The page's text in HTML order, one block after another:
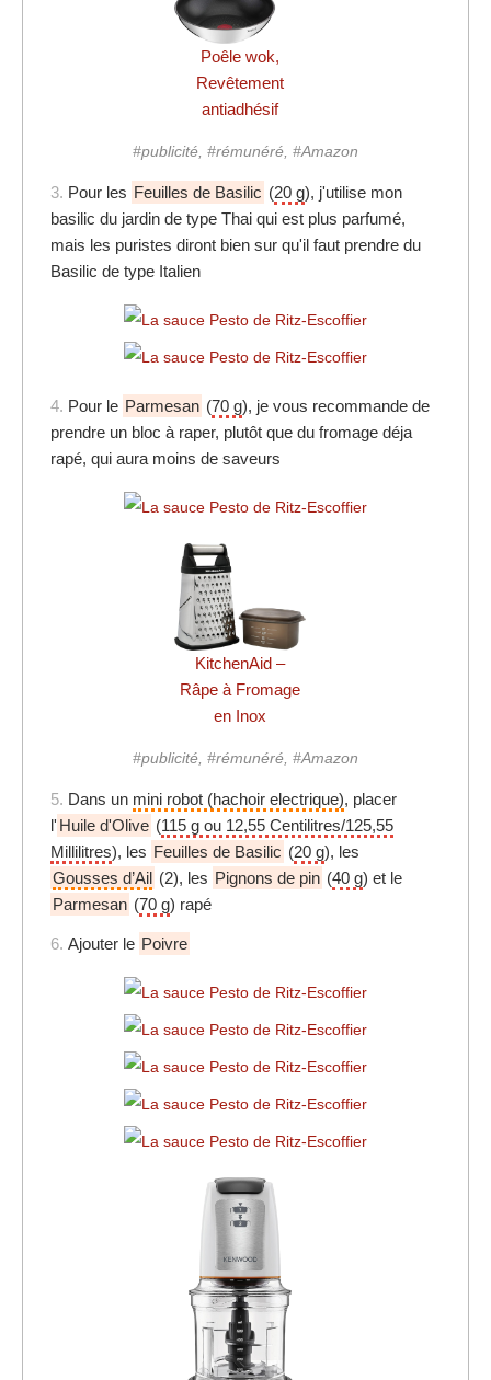
Poêle wok,
Revêtement
antiadhésif
#publicité, #rémunéré, #Amazon
3. Pour les Feuilles de Basilic (20 g), j'utilise mon
basilic du jardin de type Thai qui est plus parfumé,
mais les puristes diront bien sur qu'il faut prendre du
Basilic de type Italien
4. Pour le Parmesan (70 g), je vous recommande de
prendre un bloc à raper, plutôt que du fromage déja
rapé, qui aura moins de saveurs
KitchenAid –
Râpe à Fromage
en Inox
#publicité, #rémunéré, #Amazon
5. Dans un mini robot (hachoir electrique), placer
l' Huile d'Olive (115 g ou 12,55 Centilitres/125,55
Millilitres), les Feuilles de Basilic (20 g), les
Gousses d’Ail (2), les Pignons de pin (40 g) et le
Parmesan (70 g) rapé
6. Ajouter le Poivre